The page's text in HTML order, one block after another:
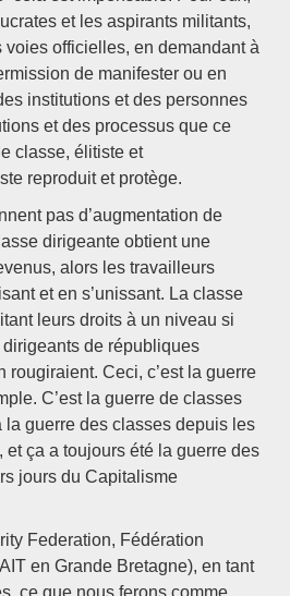
et les aspirants militants,
voies officielles, en demandant à
de manifester ou en
institutions et des personnes
et des processus que ce
classe, élitiste et
reproduit et protège.
pas d’augmentation de
dirigeante obtient une
alors les travailleurs
et en s’unissant. La classe
leurs droits à un niveau si
de républiques
rougiraient. Ceci, c’est la guerre
C’est la guerre de classes
la guerre des classes depuis les
et ça a toujours été la guerre des
jours du Capitalisme
Federation, Fédération
en Grande Bretagne), en tant
ce que nous ferons comme